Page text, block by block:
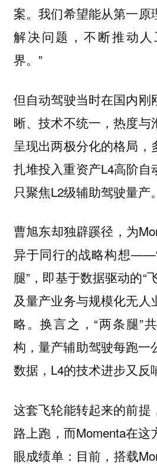
案。我们希望能从第一原
解决问题，不断推动
界。”
但自动驾驶当时在国内刚
晰、技术不统一，热度与
呈现出两极分化的格局，
扎堆投入重资产L4高阶自
只聚焦L2级辅助驾驶量产。
曹旭东却独辟蹊径，为
异于同行的战略构想
腿”，即基于数据驱动的“
及量产业务与规模化无人
略。换言之，“两条腿”
构，量产辅助驾驶每跑一
数据，L4的技术进步又反
这套飞轮能转起来的前提
路上跑，而Momenta在
眼成绩单：目前，搭载